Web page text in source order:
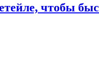
чтобы